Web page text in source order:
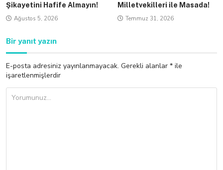
Şikayetini Hafife Almayın!
Ağustos 5, 2026
Milletvekilleri ile Masada!
Temmuz 31, 2026
Bir yanıt yazın
E-posta adresiniz yayınlanmayacak. Gerekli alanlar * ile
işaretlenmişlerdir